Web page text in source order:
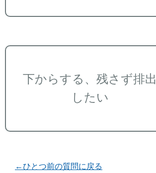
下からする、残さず排出
したい
←ひとつ前の質問に戻る